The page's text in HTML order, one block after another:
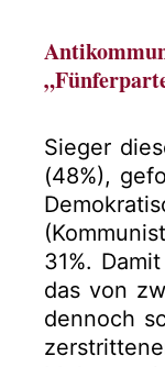
Sieger
(48%),
31%.
das von
dennoch